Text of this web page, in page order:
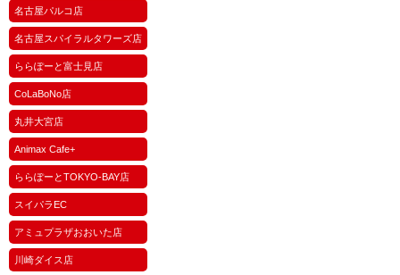
名古屋パルコ店
名古屋スパイラルタワーズ店
ららぽーと富士見店
CoLaBoNo店
丸井大宮店
Animax Cafe+
ららぽーとTOKYO-BAY店
スイパラEC
アミュプラザおおいた店
川崎ダイス店